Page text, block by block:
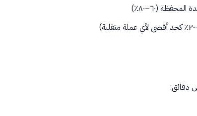
(٦٠–٨٠٪)
دقائق: